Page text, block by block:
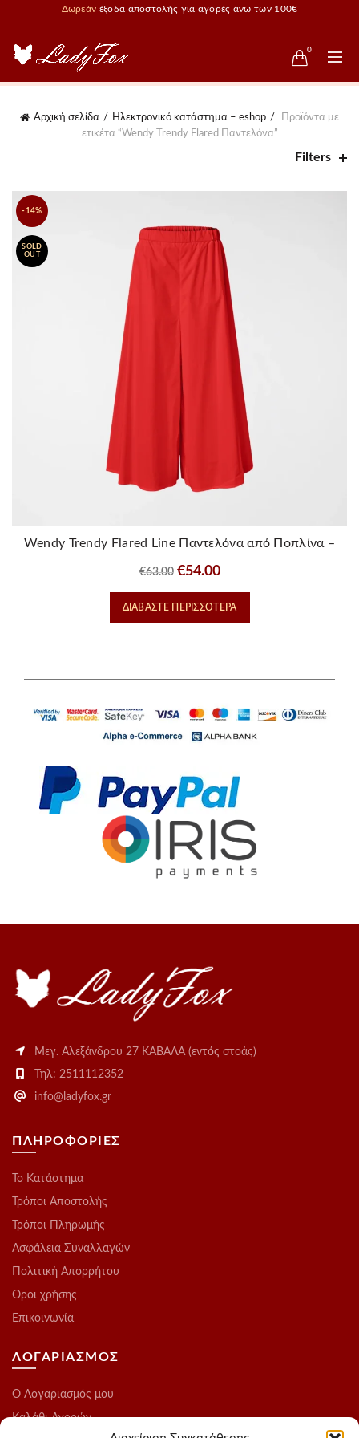
Δωρεάν έξοδα αποστολής για αγορές άνω των 100€
0
Αρχική σελίδα Ηλεκτρονικό κατάστημα – eshop
Προϊόντα με
ετικέτα “Wendy Trendy Flared Παντελόνα”
Filters
-14%
SOLD
OUT
Wendy Trendy Flared Line Παντελόνα από Ποπλίνα –
€63.00 Original
price
was:
€54.00Η
τρέχουσα
τιμή
ΔΙΑΒΆΣΤΕ ΠΕΡΙΣΣΌΤΕΡΑ
Μεγ. Αλεξάνδρου 27 ΚΑΒΑΛΑ (εντός στοάς)
Τηλ: 2511112352
info@ladyfox.gr
ΠΛΗΡΟΦΟΡΙΕΣ
Το Kατάστημα
Τρόποι Αποστολής
Τρόποι Πληρωμής
Ασφάλεια Συναλλαγών
Πολιτική Απορρήτου
Οροι χρήσης
Επικοινωνία
ΛΟΓΑΡΙΑΣΜΟΣ
O Λογαριασμός μου
Καλάθι Αγορών